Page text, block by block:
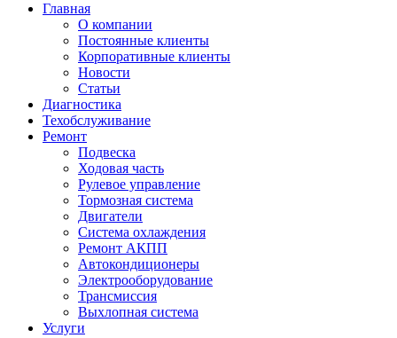
Главная
О компании
Постоянные клиенты
Корпоративные клиенты
Новости
Статьи
Диагностика
Техобслуживание
Ремонт
Подвеска
Ходовая часть
Рулевое управление
Тормозная система
Двигатели
Система охлаждения
Ремонт АКПП
Автокондиционеры
Электрооборудование
Трансмиссия
Выхлопная система
Услуги